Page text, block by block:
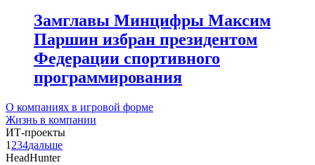
Замглавы Минцифры Максим
Паршин избран президентом
Федерации спортивного
программирования
О компаниях в игровой форме
Жизнь в компании
ИТ-проекты
1 234дальше
HeadHunter